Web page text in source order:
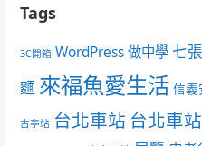
Tags
3C開箱 WordPress 做中學 七
麵 來福魚愛生活 信義
古亭站 台北車站 台北車站